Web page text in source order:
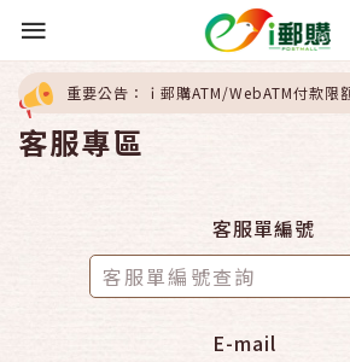
重要公告：ｉ郵購ATM/WebATM付款限
客服專區
客服單編號
E-mail